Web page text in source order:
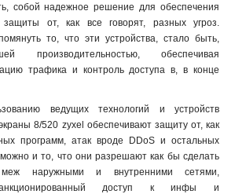
собой надежное решение для обеспечения
от, как все говорят, разных угроз.
то, что эти устройства, стало быть,
производительностью, обеспечивая
трафика и контроль доступа в, в конце
ведущих технологий и устройств
8/520 zyxel обеспечивают защиту от, как
программ, атак вроде DDoS и остальных
и то, что они разрешают как бы сделать
наружными и внутренними сетями,
доступ к инфы и